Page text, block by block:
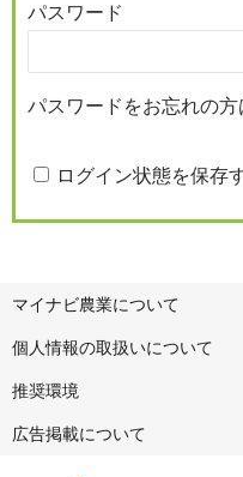
パスワード
パスワードをお忘れの方
ログイン状態を保存
マイナビ農業について
個人情報の取扱いについて
推奨環境
広告掲載について